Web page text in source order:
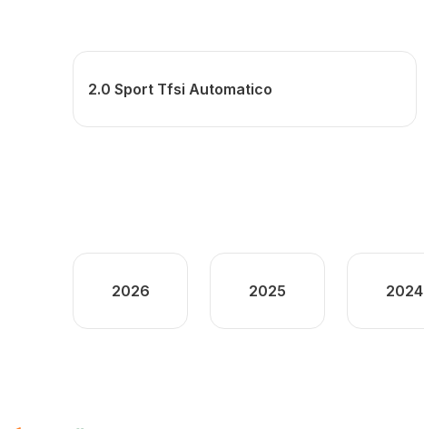
2.0 Sport Tfsi Automatico
2026 2025 2024